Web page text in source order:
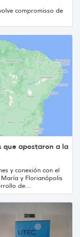
compromisso de
que apostaron a la
y conexión con el
y Florianópolis
de...